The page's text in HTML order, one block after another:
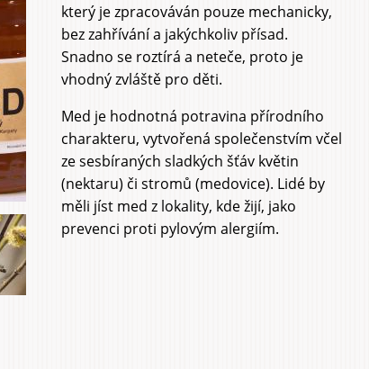
který je zpracováván pouze mechanicky,
bez zahřívání a jakýchkoliv přísad.
Snadno se roztírá a neteče, proto je
vhodný zvláště pro děti.
Med je hodnotná potravina přírodního
charakteru, vytvořená společenstvím včel
ze sesbíraných sladkých šťáv květin
(nektaru) či stromů (medovice). Lidé by
měli jíst med z lokality, kde žijí, jako
prevenci proti pylovým alergiím.